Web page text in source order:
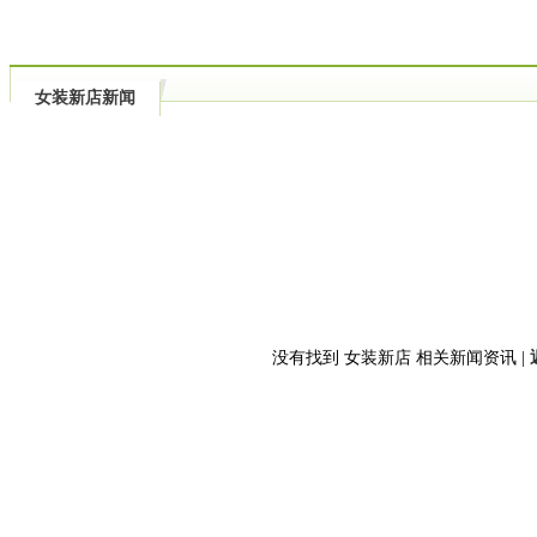
女装新店新闻
没有找到 女装新店 相关新闻资讯 |